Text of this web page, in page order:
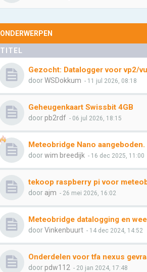
ONDERWERPEN
TITEL
Gezocht: Datalogger voor vp2/
doorWSDokkum - 11 jul 2026, 08:18
Geheugenkaart Swissbit 4GB
doorpb2rdf - 06 jul 2026, 18:15
Meteobridge Nano aangeboden.
doorwim breedijk - 16 dec 2025, 11:00
tekoop raspberry pi voor
door ajm - 26 mei 2026, 16:02
Meteobridge datalogging en
doorVinkenbuurt - 14 dec 2024, 14:52
Onderdelen voor tfa nexus
doorpdw112 - 20 jan 2024, 17:48